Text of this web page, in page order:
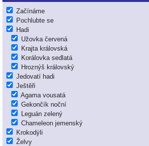
Začínáme
Pochlubte se
Hadi
Užovka červená
Krajta královská
Korálovka sedlatá
Hroznýš královský
Jedovatí hadi
Ještěři
Agama vousatá
Gekončík noční
Leguán zelený
Chameleon jemenský
Krokodýli
Želvy